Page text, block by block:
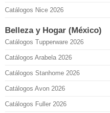
Catálogos Nice 2026
Belleza y Hogar (México)
Catálogos Tupperware 2026
Catálogos Arabela 2026
Catálogos Stanhome 2026
Catálogos Avon 2026
Catálogos Fuller 2026